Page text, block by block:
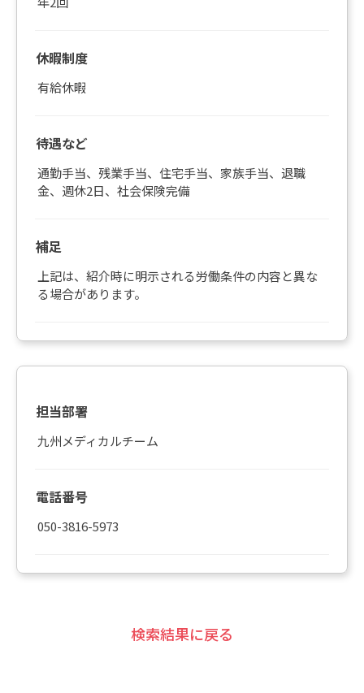
休暇制度
有給休暇
待遇など
通勤手当、残業手当、住宅手当、家族手当、退職
金、週休2日、社会保険完備
補足
上記は、紹介時に明示される労働条件の内容と異な
る場合があります。
担当部署
九州メディカルチーム
電話番号
050-3816-5973
検索結果に戻る